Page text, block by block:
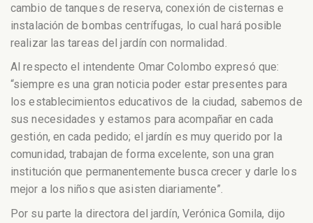
cambio de tanques de reserva, conexión de cisternas e
instalación de bombas centrífugas, lo cual hará posible
realizar las tareas del jardín con normalidad.
Al respecto el intendente Omar Colombo expresó que:
“siempre es una gran noticia poder estar presentes para
los establecimientos educativos de la ciudad, sabemos de
sus necesidades y estamos para acompañar en cada
gestión, en cada pedido; el jardín es muy querido por la
comunidad, trabajan de forma excelente, son una gran
institución que permanentemente busca crecer y darle los
mejor a los niños que asisten diariamente”.
Por su parte la directora del jardín, Verónica Gomila, dijo